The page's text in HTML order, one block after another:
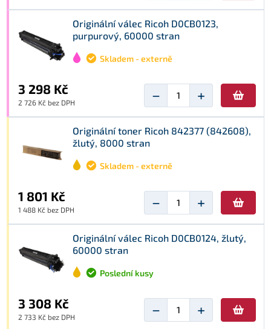
Originální válec Ricoh D0CB0123,
purpurový, 60000 stran
Skladem - externě
3 298 Kč
2 726 Kč bez DPH − +
Originální toner Ricoh 842377 (842608),
žlutý, 8000 stran
Skladem - externě
1 801 Kč
1 488 Kč bez DPH − +
Originální válec Ricoh D0CB0124, žlutý,
60000 stran
Poslední kusy
3 308 Kč
2 733 Kč bez DPH − +